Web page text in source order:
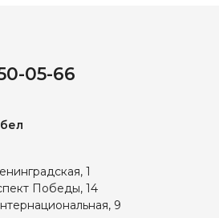
05-66
1
Победы, 14
9